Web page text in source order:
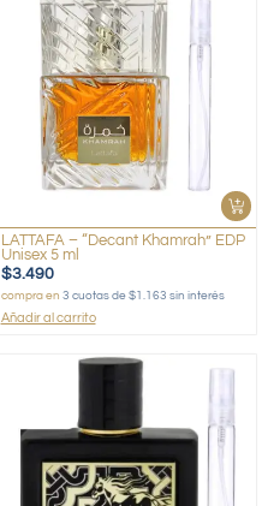
LATTAFA – “Decant Khamrah” EDP
Unisex 5 ml
$3.490
compra en 3 cuotas de $1.163 sin interés
Añadir al carrito